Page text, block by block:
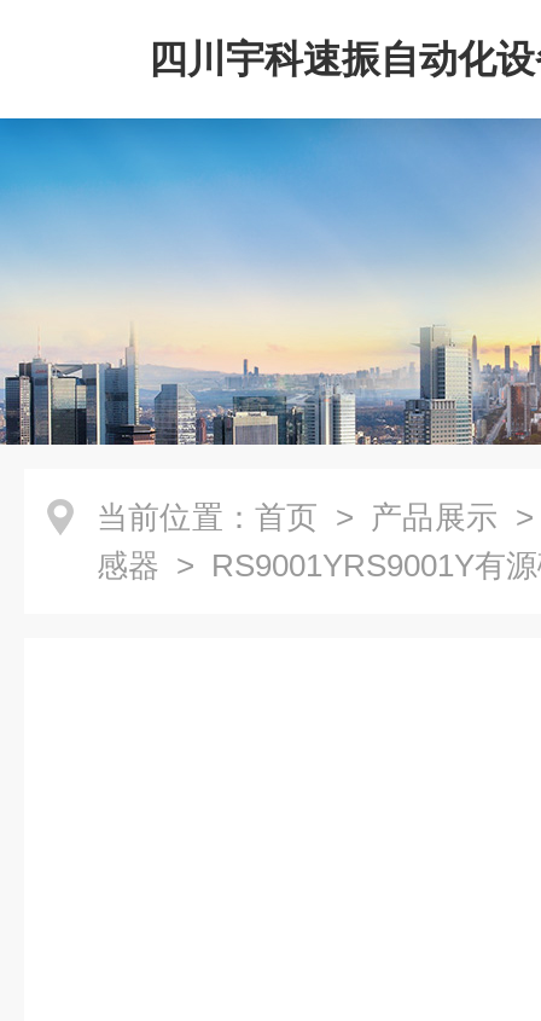
四川宇科速振自动化
公司
当前位置： 首页 > 产品展示
感器 > RS9001YRS9001Y有